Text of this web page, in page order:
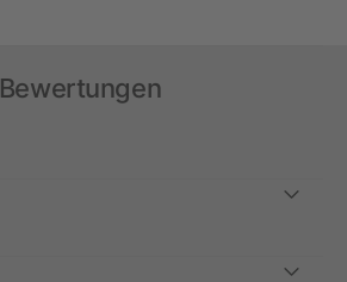
Bewertungen